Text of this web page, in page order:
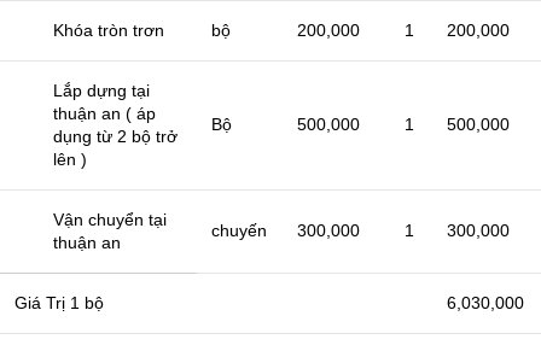
Khóa tròn trơn bộ 200,000 1 200,000
Lắp dựng tại
thuận an ( áp
dụng từ 2 bộ trở
lên )
Bộ 500,000 1 500,000
Vận chuyển tại
thuận an
chuyến 300,000 1 300,000
Giá Trị 1 bộ 6,030,000